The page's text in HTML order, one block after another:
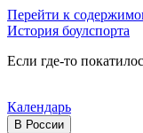
Перейти к
История боулспорта
Если где-то
Календарь
В России